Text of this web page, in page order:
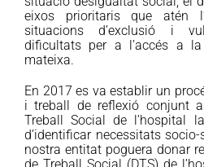
eixos prioritaris que atén
situacions d’exclusió i
dificultats per a l’accés a
mateixa.
En 2017 es va establir un
i treball de reflexió conjunt
Treball Social de l’hospital
d’identificar necessitats
nostra entitat poguera donar